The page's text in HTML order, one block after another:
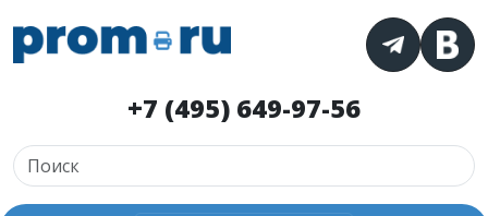
+7 (495) 649-97-56